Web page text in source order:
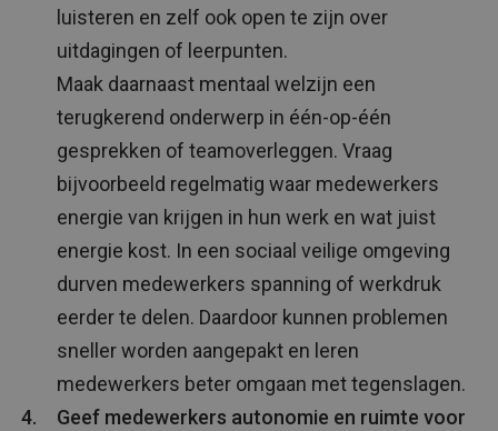
luisteren en zelf ook open te zijn over
uitdagingen of leerpunten.
Maak daarnaast mentaal welzijn een
terugkerend onderwerp in één-op-één
gesprekken of teamoverleggen. Vraag
bijvoorbeeld regelmatig waar medewerkers
energie van krijgen in hun werk en wat juist
energie kost. In een sociaal veilige omgeving
durven medewerkers spanning of werkdruk
eerder te delen. Daardoor kunnen problemen
sneller worden aangepakt en leren
medewerkers beter omgaan met tegenslagen.
Geef medewerkers autonomie en ruimte voor